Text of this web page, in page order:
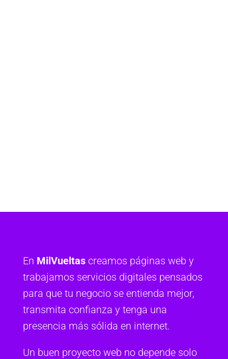
En MilVueltascreamos páginas web y
trabajamos servicios digitales pensados
para que tu negocio se entienda mejor,
transmita confianza y tenga una
presencia más sólida en internet.
Un buen proyecto web no depende solo